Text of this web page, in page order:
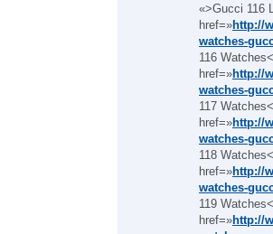
«>Gucci 116
href=»http://
watches-
116
href=»http://
watches-
117
href=»http://
watches-
118
href=»http://
watches-
119
href=»http://